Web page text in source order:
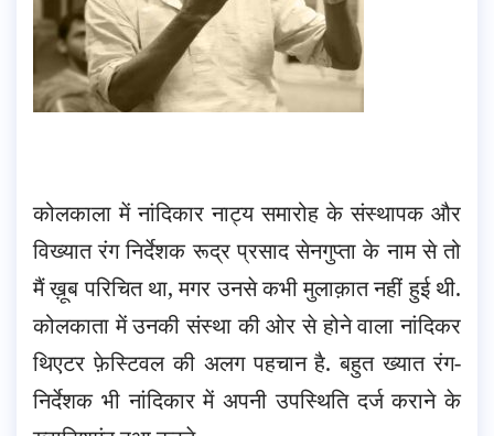
कोलकाला में नांदिकार नाट्य समारोह के संस्थापक और
विख्यात रंग निर्देशक रूद्र प्रसाद सेनगुप्ता के नाम से तो
मैं ख़ूब परिचित था, मगर उनसे कभी मुलाक़ात नहीं हुई थी.
कोलकाता में उनकी संस्था की ओर से होने वाला नांदिकर
थिएटर फ़ेस्टिवल की अलग पहचान है. बहुत ख्यात रंग-
निर्देशक भी नांदिकार में अपनी उपस्थिति दर्ज कराने के